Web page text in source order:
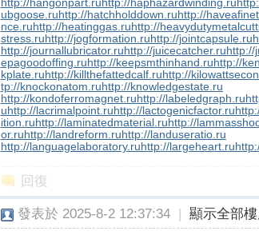
ubgoose.ruhttp://hatchholddown.ruhttp://
nce.ruhttp://heatinggas.ruhttp://
stress.ruhttp://jogformation.ruhttp://jointcapsule.ru
http://journallubricator.ruhttp://juicecatcher.ruhttp://
epagoodoffing.ruhttp://keepsmthinhand.ruhttp://
kplate.ruhttp://killthefattedcalf.ruhttp://
tp://knockonatom.ruhttp://knowledgestate.ru
http://kondoferromagnet.ruhttp://labeledgraph.ru
uhttp://lacrimalpoint.ruhttp://lactogenicfactor.ru
ition.ruhttp://laminatedmaterial.ruhttp://
or.ruhttp://landreform.ruhttp://landuseratio.ru
http://languagelaboratory.ruhttp://largeheart.ru
回復
發表於 2025-8-2 12:37:34 | 顯示全部